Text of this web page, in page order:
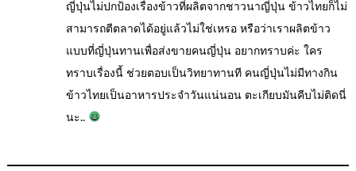
ญี่ปุ่นไม่ปกป้องเรื่องข้าวที่ผลิตจากชาวนาญี่ปุ่น ข้าวไทยก็ไม่
สามารถตีตลาดได้อยู่แล้วไม่ใช่เหรอ หรือว่าเราผลิตข้าว
แบบที่ญี่ปุ่นทานเพื่อส่งขายคนญี่ปุ่น อยากทราบค่ะ ใคร
ทราบเรื่องนี้ ช่วยตอบเป็นวิทยาทานที คนญี่ปุ่นไม่มีทางกิน
ข้าวไทยเป็นอาหารประจำวันแน่นอน ตะเกียบมันคีบไม่ติดนี่
นะ..